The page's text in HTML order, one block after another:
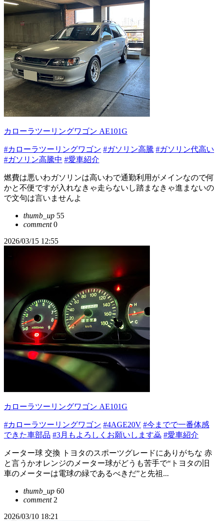
カローラツーリングワゴン AE101G
#カローラツーリングワゴン #ガソリン高騰 #ガソリン代高い
#ガソリン高騰中 #愛車紹介
燃費は悪いわガソリンは高いわで通勤利用がメインなので何
かと不便ですが入れなきゃ走らないし踏まなきゃ進まないの
で文句は言いませんよ
thumb_up 55
comment0
2026/03/15 12:55
カローラツーリングワゴン AE101G
#カローラツーリングワゴン #4AGE20V #今までで一番体感
できた車部品 #3月もよろしくお願いします🙇 #愛車紹介
メーター球 交換 トヨタのスポーツグレードにありがちな 赤
と言うかオレンジのメーター球がどうも苦手で“トヨタの旧
車のメーターは電球の緑であるべきだ”と先祖...
thumb_up 60
comment2
2026/03/10 18:21